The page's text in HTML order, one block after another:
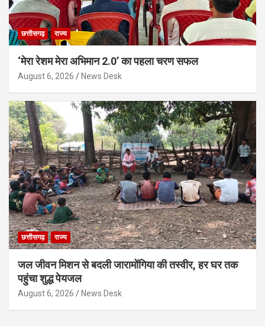
छत्तीसगढ़ राज्य
‘मेरा रेशम मेरा अभिमान 2.0’ का पहला चरण सफल
August 6, 2026 News Desk
छत्तीसगढ़ राज्य
जल जीवन मिशन से बदली जारामोंगिया की तस्वीर, हर घर तक
पहुंचा शुद्ध पेयजल
August 6, 2026 News Desk